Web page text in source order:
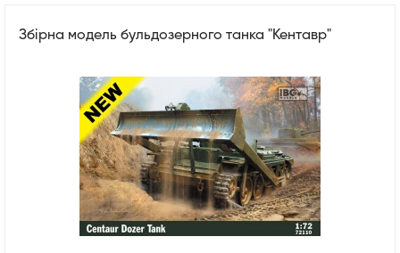
Збірна модель бульдозерного танка "Кентавр"